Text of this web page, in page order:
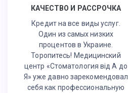
КАЧЕСТВО И РАССРОЧКА
Кредит на все виды услуг.
Один из самых низких
процентов в Украине.
Торопитесь! Медицинский
центр «Стоматология від А до
Я» уже давно зарекомендовал
себя как профессиональную